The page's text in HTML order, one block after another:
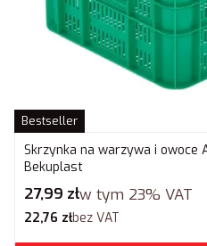
Bestseller
Skrzynka na warzywa i owoce
Bekuplast
Cena brutto
27,99 złw tym 23% VAT
Cena netto
22,76 złbez VAT